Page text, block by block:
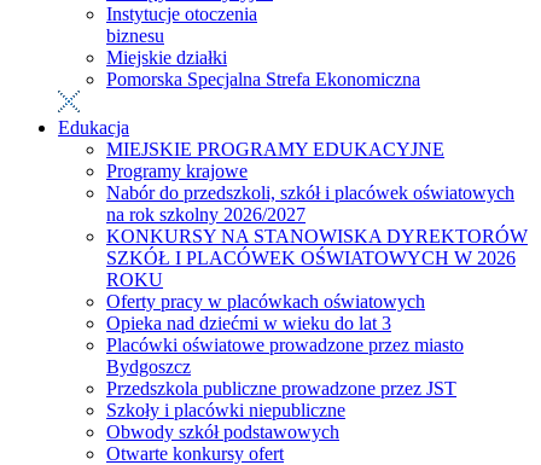
Instytucje otoczenia
biznesu
Miejskie działki
Pomorska Specjalna Strefa Ekonomiczna
Edukacja
MIEJSKIE PROGRAMY EDUKACYJNE
Programy krajowe
Nabór do przedszkoli, szkół i placówek oświatowych
na rok szkolny 2026/2027
KONKURSY NA STANOWISKA DYREKTORÓW
SZKÓŁ I PLACÓWEK OŚWIATOWYCH W 2026
ROKU
Oferty pracy w placówkach oświatowych
Opieka nad dziećmi w wieku do lat 3
Placówki oświatowe prowadzone przez miasto
Bydgoszcz
Przedszkola publiczne prowadzone przez JST
Szkoły i placówki niepubliczne
Obwody szkół podstawowych
Otwarte konkursy ofert